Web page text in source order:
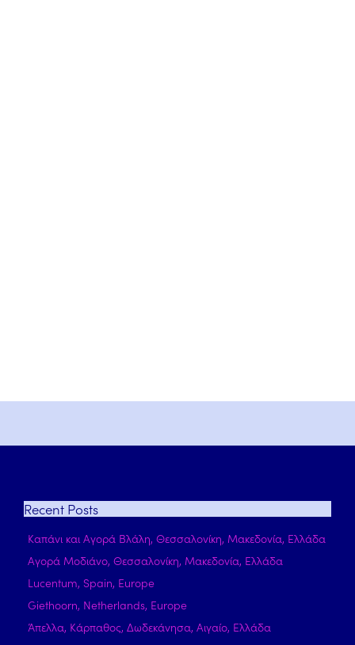
Recent Posts
Καπάνι και Αγορά Βλάλη, Θεσσαλονίκη, Μακεδονία, Ελλάδα
Αγορά Μοδιάνο, Θεσσαλονίκη, Μακεδονία, Ελλάδα
Lucentum, Spain, Europe
Giethoorn, Netherlands, Europe
Άπελλα, Κάρπαθος, Δωδεκάνησα, Αιγαίο, Ελλάδα